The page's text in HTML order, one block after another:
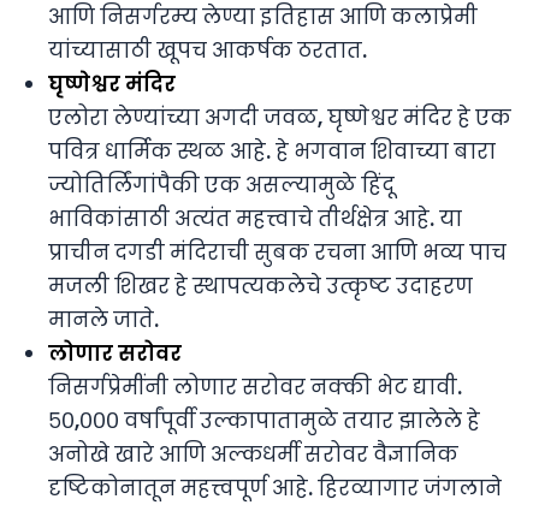
आणि निसर्गरम्य लेण्या इतिहास आणि कलाप्रेमी
यांच्यासाठी खूपच आकर्षक ठरतात.
घृष्णेश्वर मंदिर
एलोरा लेण्यांच्या अगदी जवळ, घृष्णेश्वर मंदिर हे एक
पवित्र धार्मिक स्थळ आहे. हे भगवान शिवाच्या बारा
ज्योतिर्लिंगांपैकी एक असल्यामुळे हिंदू
भाविकांसाठी अत्यंत महत्त्वाचे तीर्थक्षेत्र आहे. या
प्राचीन दगडी मंदिराची सुबक रचना आणि भव्य पाच
मजली शिखर हे स्थापत्यकलेचे उत्कृष्ट उदाहरण
मानले जाते.
लोणार सरोवर
निसर्गप्रेमींनी लोणार सरोवर नक्की भेट द्यावी.
५०,००० वर्षांपूर्वी उल्कापातामुळे तयार झालेले हे
अनोखे खारे आणि अल्कधर्मी सरोवर वैज्ञानिक
दृष्टिकोनातून महत्त्वपूर्ण आहे. हिरव्यागार जंगलाने